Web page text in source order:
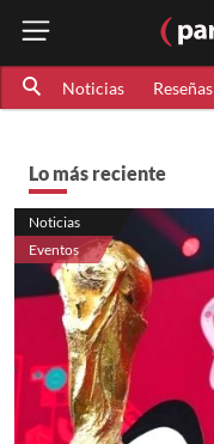
Noticias Reseñas
Lo más reciente
Noticias
Eventos